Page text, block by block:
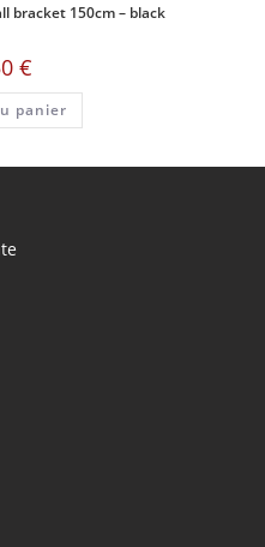
bracket 150cm – black
€
panier